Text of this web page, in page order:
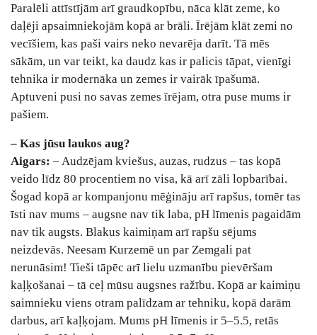
Paralēli attīstījām arī graudkopību, nāca klāt zeme, ko
daļēji apsaimniekojām kopā ar brāli. Īrējām klāt zemi no
vecīšiem, kas paši vairs neko nevarēja darīt. Tā mēs
sākām, un var teikt, ka daudz kas ir palicis tāpat, vienīgi
tehnika ir modernāka un zemes ir vairāk īpašumā.
Aptuveni pusi no savas zemes īrējam, otra puse mums ir
pašiem.
– Kas jūsu laukos aug?
Aigars: – Audzējam kviešus, auzas, rudzus – tas kopā
veido līdz 80 procentiem no visa, kā arī zāli lopbarībai.
Šogad kopā ar kompanjonu mēģināju arī rapšus, tomēr tas
īsti nav mums – augsne nav tik laba, pH līmenis pagaidām
nav tik augsts. Blakus kaimiņam arī rapšu sējums
neizdevās. Neesam Kurzemē un par Zemgali pat
nerunāsim! Tieši tāpēc arī lielu uzmanību pievēršam
kaļķošanai – tā ceļ mūsu augsnes ražību. Kopā ar kaimiņu
saimnieku viens otram palīdzam ar tehniku, kopā darām
darbus, arī kaļķojam. Mums pH līmenis ir 5–5.5, retās